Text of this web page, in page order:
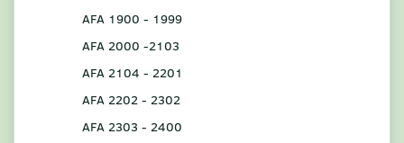
AFA 1900 - 1999
AFA 2000 -2103
AFA 2104 - 2201
AFA 2202 - 2302
AFA 2303 - 2400